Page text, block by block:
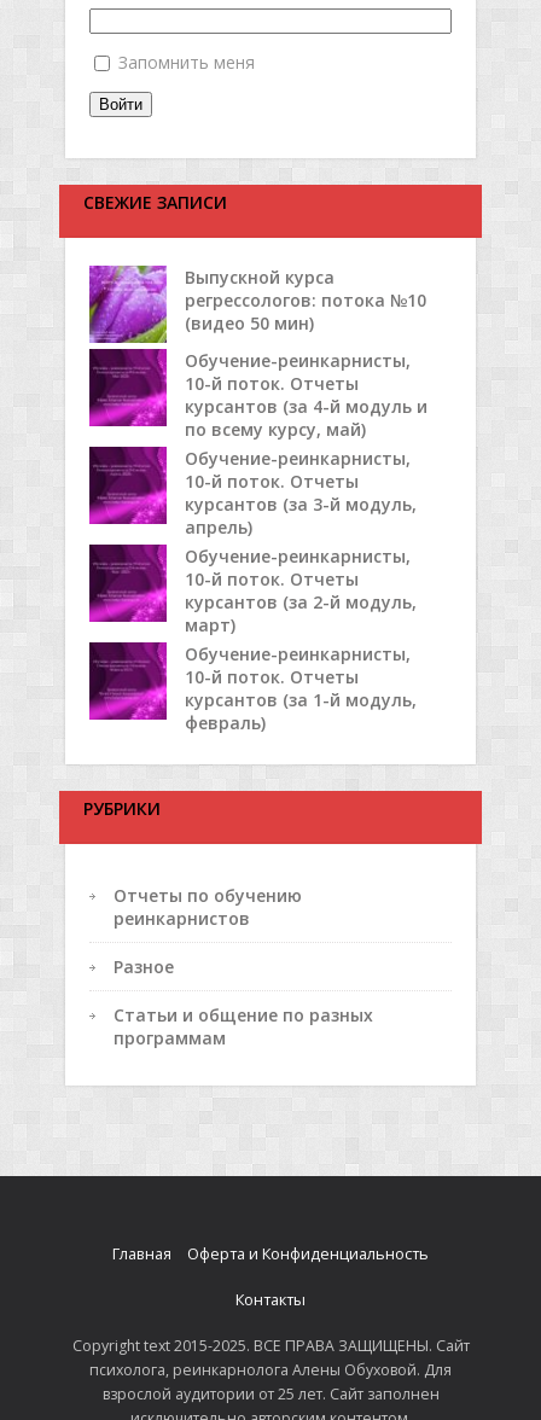
Запомнить меня
Войти
СВЕЖИЕ ЗАПИСИ
Выпускной курса
регрессологов: потока №10
(видео 50 мин)
Обучение-реинкарнисты,
10-й поток. Отчеты
курсантов (за 4-й модуль и
по всему курсу, май)
Обучение-реинкарнисты,
10-й поток. Отчеты
курсантов (за 3-й модуль,
апрель)
Обучение-реинкарнисты,
10-й поток. Отчеты
курсантов (за 2-й модуль,
март)
Обучение-реинкарнисты,
10-й поток. Отчеты
курсантов (за 1-й модуль,
февраль)
РУБРИКИ
Отчеты по обучению
реинкарнистов
Разное
Статьи и общение по разных
программам
Главная Оферта и Конфиденциальность
Контакты
Copyright text 2015-2025. ВСЕ ПРАВА ЗАЩИЩЕНЫ. Сайт
психолога, реинкарнолога Алены Обуховой. Для
взрослой аудитории от 25 лет. Сайт заполнен